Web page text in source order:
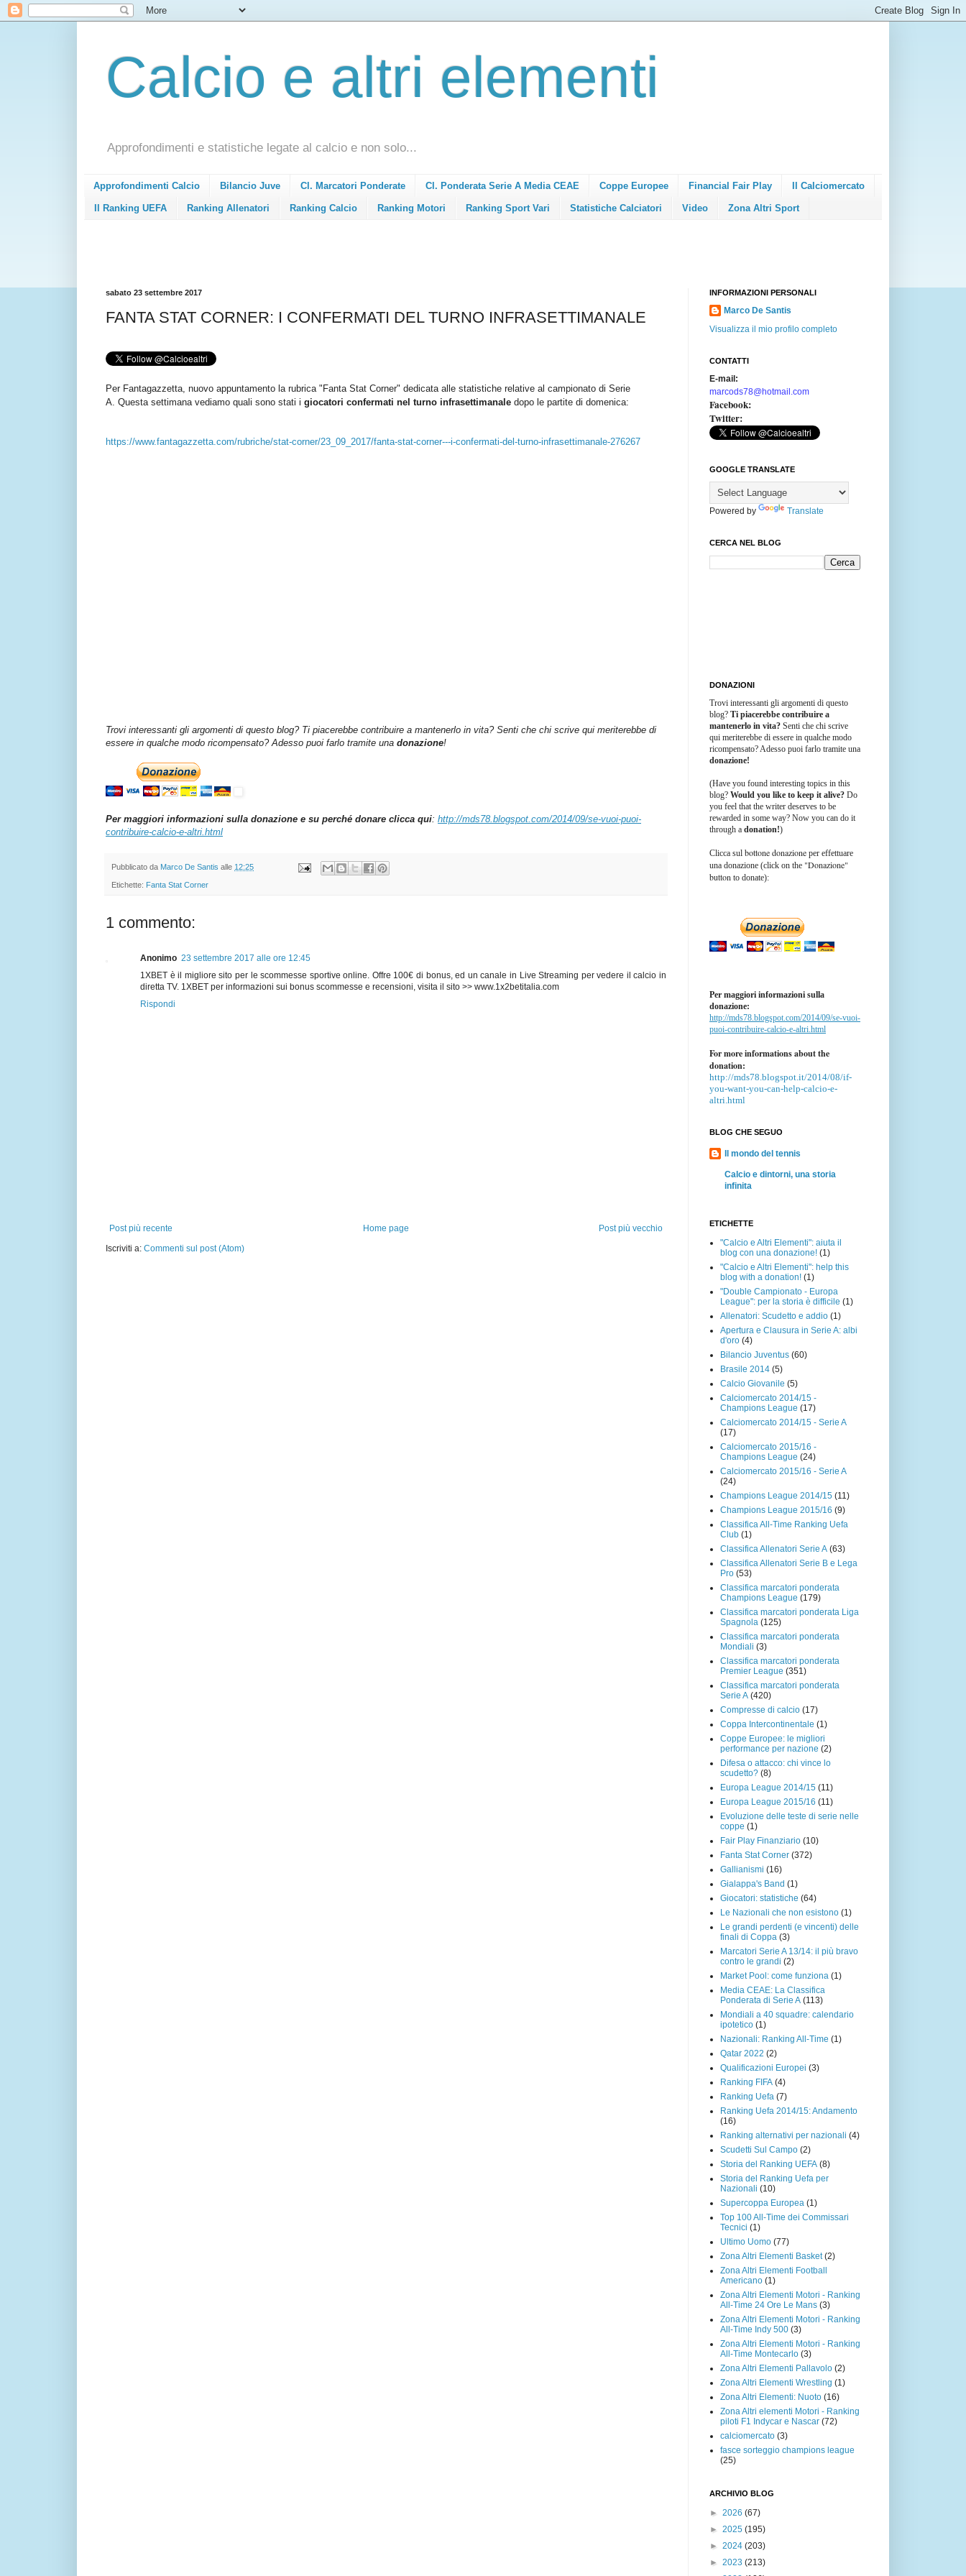
Calcio e altri elementi
Approfondimenti e statistiche legate al calcio e non solo...
Approfondimenti Calcio Bilancio Juve Cl. Marcatori Ponderate Cl. Ponderata Serie A Media CEAE Coppe Europee Financial Fair Play Il Calciomercato
Il Ranking UEFA Ranking Allenatori Ranking Calcio Ranking Motori Ranking Sport Vari Statistiche Calciatori Video Zona Altri Sport
sabato 23 settembre 2017
FANTA STAT CORNER: I CONFERMATI DEL TURNO INFRASETTIMANALE
Per Fantagazzetta, nuovo appuntamento la rubrica "Fanta Stat Corner" dedicata alle statistiche relative al campionato di Serie
A. Questa settimana vediamo quali sono stati i giocatori confermati nel turno infrasettimanale dopo le partite di domenica:
https://www.fantagazzetta.com/rubriche/stat-corner/23_09_2017/fanta-stat-corner---i-confermati-del-turno-infrasettimanale-276267
Trovi interessanti gli argomenti di questo blog? Ti piacerebbe contribuire a mantenerlo in vita? Senti che chi scrive qui meriterebbe di
essere in qualche modo ricompensato? Adesso puoi farlo tramite una donazione!
Per maggiori informazioni sulla donazione e su perché donare clicca qui: http://mds78.blogspot.com/2014/09/se-vuoi-puoi-
contribuire-calcio-e-altri.html
Pubblicato da Marco De Santis alle 12:25
Etichette: Fanta Stat Corner
1 commento:
Anonimo 23 settembre 2017 alle ore 12:45
1XBET è il migliore sito per le scommesse sportive online. Offre 100€ di bonus, ed un canale in Live Streaming per vedere il calcio in
diretta TV. 1XBET per informazioni sui bonus scommesse e recensioni, visita il sito >> www.1x2betitalia.com
Rispondi
Post più recente Post più vecchio
Home page
Iscriviti a: Commenti sul post (Atom)
INFORMAZIONI PERSONALI
Marco De Santis
Visualizza il mio profilo completo
CONTATTI
E-mail:
marcods78@hotmail.com
Facebook:
Twitter:
GOOGLE TRANSLATE
Powered by Translate
CERCA NEL BLOG
DONAZIONI
Trovi interessanti gli argomenti di questo
blog? Ti piacerebbe contribuire a
mantenerlo in vita? Senti che chi scrive
qui meriterebbe di essere in qualche modo
ricompensato? Adesso puoi farlo tramite una
donazione!
(Have you found interesting topics in this
blog? Would you like to keep it alive? Do
you feel that the writer deserves to be
rewarded in some way? Now you can do it
through a donation!)
Clicca sul bottone donazione per effettuare
una donazione (click on the "Donazione"
button to donate):
Per maggiori informazioni sulla
donazione:
http://mds78.blogspot.com/2014/09/se-vuoi-
puoi-contribuire-calcio-e-altri.html
For more informations about the
donation:
http://mds78.blogspot.it/2014/08/if-
you-want-you-can-help-calcio-e-
altri.html
BLOG CHE SEGUO
Il mondo del tennis
Calcio e dintorni, una storia
infinita
ETICHETTE
"Calcio e Altri Elementi": aiuta il
blog con una donazione! (1)
"Calcio e Altri Elementi": help this
blog with a donation! (1)
"Double Campionato - Europa
League": per la storia è difficile (1)
Allenatori: Scudetto e addio (1)
Apertura e Clausura in Serie A: albi
d'oro (4)
Bilancio Juventus (60)
Brasile 2014 (5)
Calcio Giovanile (5)
Calciomercato 2014/15 -
Champions League (17)
Calciomercato 2014/15 - Serie A
(17)
Calciomercato 2015/16 -
Champions League (24)
Calciomercato 2015/16 - Serie A
(24)
Champions League 2014/15 (11)
Champions League 2015/16 (9)
Classifica All-Time Ranking Uefa
Club (1)
Classifica Allenatori Serie A (63)
Classifica Allenatori Serie B e Lega
Pro (53)
Classifica marcatori ponderata
Champions League (179)
Classifica marcatori ponderata Liga
Spagnola (125)
Classifica marcatori ponderata
Mondiali (3)
Classifica marcatori ponderata
Premier League (351)
Classifica marcatori ponderata
Serie A (420)
Compresse di calcio (17)
Coppa Intercontinentale (1)
Coppe Europee: le migliori
performance per nazione (2)
Difesa o attacco: chi vince lo
scudetto? (8)
Europa League 2014/15 (11)
Europa League 2015/16 (11)
Evoluzione delle teste di serie nelle
coppe (1)
Fair Play Finanziario (10)
Fanta Stat Corner (372)
Gallianismi (16)
Gialappa's Band (1)
Giocatori: statistiche (64)
Le Nazionali che non esistono (1)
Le grandi perdenti (e vincenti) delle
finali di Coppa (3)
Marcatori Serie A 13/14: il più bravo
contro le grandi (2)
Market Pool: come funziona (1)
Media CEAE: La Classifica
Ponderata di Serie A (113)
Mondiali a 40 squadre: calendario
ipotetico (1)
Nazionali: Ranking All-Time (1)
Qatar 2022 (2)
Qualificazioni Europei (3)
Ranking FIFA (4)
Ranking Uefa (7)
Ranking Uefa 2014/15: Andamento
(16)
Ranking alternativi per nazionali (4)
Scudetti Sul Campo (2)
Storia del Ranking UEFA (8)
Storia del Ranking Uefa per
Nazionali (10)
Supercoppa Europea (1)
Top 100 All-Time dei Commissari
Tecnici (1)
Ultimo Uomo (77)
Zona Altri Elementi Basket (2)
Zona Altri Elementi Football
Americano (1)
Zona Altri Elementi Motori - Ranking
All-Time 24 Ore Le Mans (3)
Zona Altri Elementi Motori - Ranking
All-Time Indy 500 (3)
Zona Altri Elementi Motori - Ranking
All-Time Montecarlo (3)
Zona Altri Elementi Pallavolo (2)
Zona Altri Elementi Wrestling (1)
Zona Altri Elementi: Nuoto (16)
Zona Altri elementi Motori - Ranking
piloti F1 Indycar e Nascar (72)
calciomercato (3)
fasce sorteggio champions league
(25)
ARCHIVIO BLOG
► 2026 (67)
► 2025 (195)
► 2024 (203)
► 2023 (213)